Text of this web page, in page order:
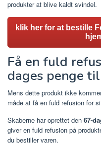
produkter at blive kaldt svindel.
klik her for at bestille
Få en fuld
dages penge
Mens dette produkt ikke
måde at få en fuld refusion for
Skaberne har oprettet den 67-
giver en fuld refusion på
du bestiller varen.